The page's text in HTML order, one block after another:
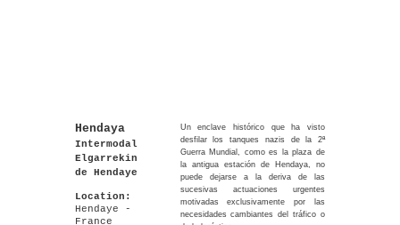
Un enclave histórico que ha visto
desfilar los tanques nazis de la 2ª
Guerra Mundial, como es la plaza de
la antigua estación de Hendaya, no
puede dejarse a la deriva de las
sucesivas actuaciones urgentes
motivadas exclusivamente por las
necesidades cambiantes del tráfico o
Hendaya
Intermodal
Elgarrekin
de Hendaye
Location:
Hendaye -
France